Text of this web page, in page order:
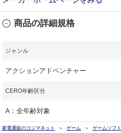
商品の詳細規格
ジャンル
アクションアドベンチャー
CERO年齢区分
A：全年齢対象
家電通販のコジマネット ゲーム ゲームソフト